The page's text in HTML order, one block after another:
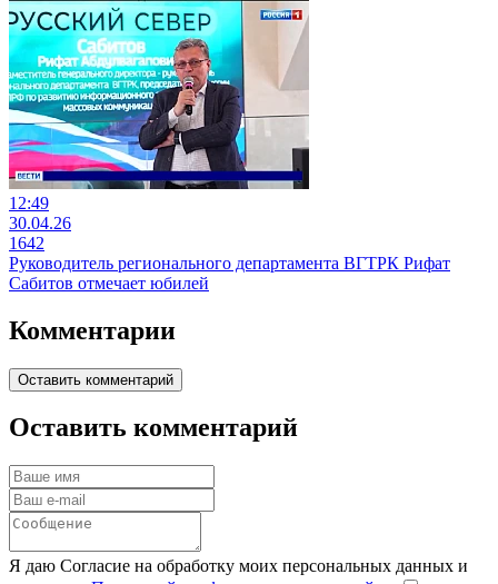
12:49
30.04.26
1642
Руководитель регионального департамента ВГТРК Рифат
Сабитов отмечает юбилей
Комментарии
Оставить комментарий
Оставить комментарий
Я даю Согласие на обработку моих персональных данных и